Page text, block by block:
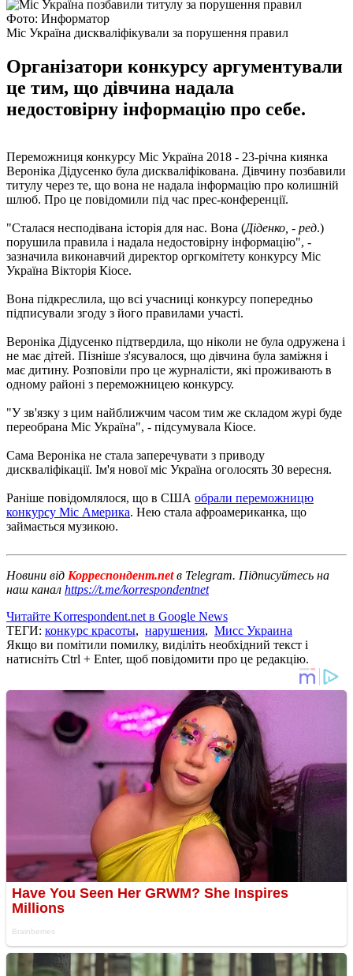
Фото: Информатор
Міс Україна дискваліфікували за порушення правил
Організатори конкурсу аргументували
це тим, що дівчина надала
недостовірну інформацію про себе.
Переможниця конкурсу Міс Україна 2018 - 23-річна киянка
Вероніка Дідусенко була дискваліфікована. Дівчину позбавили
титулу через те, що вона не надала інформацію про колишній
шлюб. Про це повідомили під час прес-конференції.
"Сталася несподівана історія для нас. Вона (Діденко, - ред.)
порушила правила і надала недостовірну інформацію", -
зазначила виконавчий директор оргкомітету конкурсу Міс
Україна Вікторія Кіосе.
Вона підкреслила, що всі учасниці конкурсу попередньо
підписували згоду з його правилами участі.
Вероніка Дідусенко підтвердила, що ніколи не була одружена і
не має дітей. Пізніше з'ясувалося, що дівчина була заміжня і
має дитину. Розповіли про це журналісти, які проживають в
одному районі з переможницею конкурсу.
"У зв'язку з цим найближчим часом тим же складом журі буде
переобрана Міс Україна", - підсумувала Кіосе.
Сама Вероніка не стала заперечувати з приводу
дискваліфікації. Ім'я нової міс Україна оголосять 30 вересня.
Раніше повідомлялося, що в США обрали переможницю
конкурсу Міс Америка. Нею стала афроамериканка, що
займається музикою.
Новини від Корреспондент.netв Telegram. Підписуйтесь на
наш канал https://t.me/korrespondentnet
Читайте Korrespondent.net в Google News
ТЕГИ: конкурс красоты, нарушения, Мисс Украина
Якщо ви помітили помилку, виділіть необхідний текст і
натисніть Ctrl + Enter, щоб повідомити про це редакцію.